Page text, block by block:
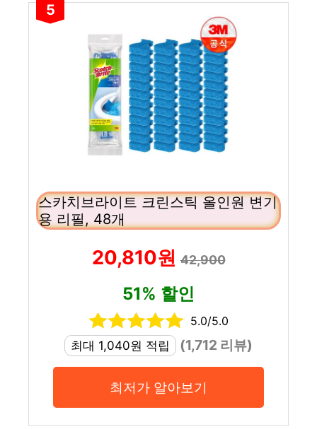
5
스카치브라이트 크린스틱 올인원 변기
용 리필, 48개
20,810원42,900
51% 할인
5.0/5.0
최대 1,040원 적립
(1,712 리뷰)
최저가 알아보기